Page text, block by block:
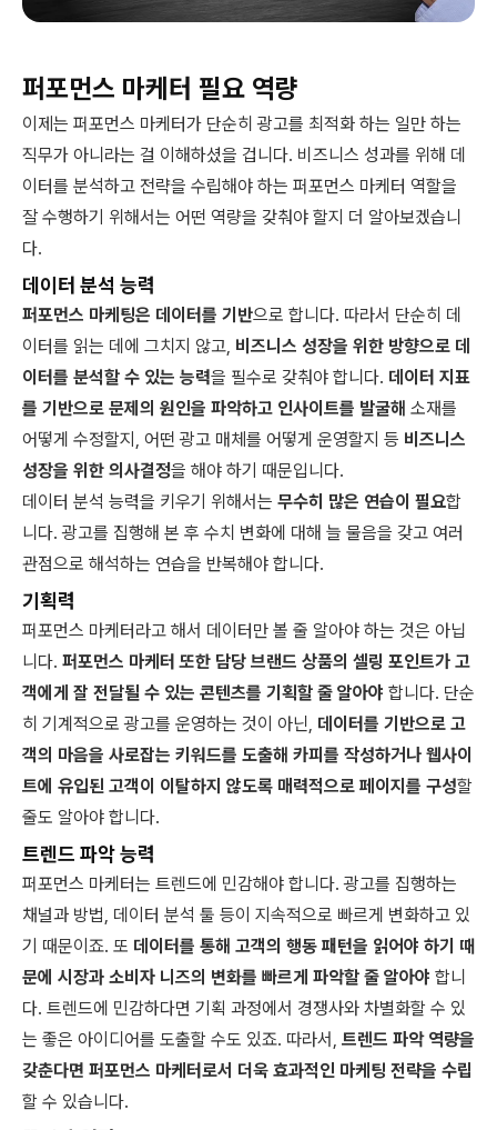
퍼포먼스 마케터 필요 역량
이제는 퍼포먼스 마케터가 단순히 광고를 최적화 하는 일만 하는
직무가 아니라는 걸 이해하셨을 겁니다. 비즈니스 성과를 위해 데
이터를 분석하고 전략을 수립해야 하는 퍼포먼스 마케터 역할을
잘 수행하기 위해서는 어떤 역량을 갖춰야 할지 더 알아보겠습니
다.
데이터 분석 능력
퍼포먼스 마케팅은 데이터를 기반으로 합니다. 따라서 단순히 데
이터를 읽는 데에 그치지 않고, 비즈니스 성장을 위한 방향으로 데
이터를 분석할 수 있는 능력을 필수로 갖춰야 합니다. 데이터 지표
를 기반으로 문제의 원인을 파악하고 인사이트를 발굴해 소재를
어떻게 수정할지, 어떤 광고 매체를 어떻게 운영할지 등 비즈니스
성장을 위한 의사결정을 해야 하기 때문입니다.
데이터 분석 능력을 키우기 위해서는 무수히 많은 연습이 필요합
니다. 광고를 집행해 본 후 수치 변화에 대해 늘 물음을 갖고 여러
관점으로 해석하는 연습을 반복해야 합니다.
기획력
퍼포먼스 마케터라고 해서 데이터만 볼 줄 알아야 하는 것은 아닙
니다. 퍼포먼스 마케터 또한 담당 브랜드 상품의 셀링 포인트가 고
객에게 잘 전달될 수 있는 콘텐츠를 기획할 줄 알아야 합니다. 단순
히 기계적으로 광고를 운영하는 것이 아닌, 데이터를 기반으로 고
객의 마음을 사로잡는 키워드를 도출해 카피를 작성하거나 웹사이
트에 유입된 고객이 이탈하지 않도록 매력적으로 페이지를 구성할
줄도 알아야 합니다.
트렌드 파악 능력
퍼포먼스 마케터는 트렌드에 민감해야 합니다. 광고를 집행하는
채널과 방법, 데이터 분석 툴 등이 지속적으로 빠르게 변화하고 있
기 때문이죠. 또 데이터를 통해 고객의 행동 패턴을 읽어야 하기 때
문에 시장과 소비자 니즈의 변화를 빠르게 파악할 줄 알아야 합니
다. 트렌드에 민감하다면 기획 과정에서 경쟁사와 차별화할 수 있
는 좋은 아이디어를 도출할 수도 있죠. 따라서, 트렌드 파악 역량을
갖춘다면 퍼포먼스 마케터로서 더욱 효과적인 마케팅 전략을 수립
할 수 있습니다.